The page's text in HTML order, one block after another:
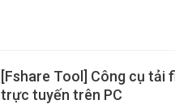
[Fshare Tool] Công cụ tải
trực tuyến trên PC